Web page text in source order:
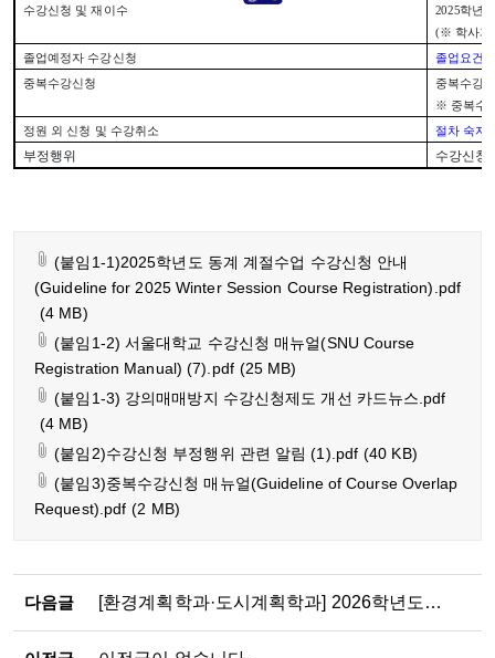
수강신청 및 재이수
2025학년
(※ 학사과
졸업예정자 수강신청
졸업요건
중복수강신청
중복수강
※ 중복수
정원 외 신청 및 수강취소
절차 숙지
부정행위 수강신청
(붙임1-1)2025학년도 동계 계절수업 수강신청 안내
(Guideline for 2025 Winter Session Course Registration).pdf
(4 MB)
(붙임1-2) 서울대학교 수강신청 매뉴얼(SNU Course
Registration Manual) (7).pdf (25 MB)
(붙임1-3) 강의매매방지 수강신청제도 개선 카드뉴스.pdf
(4 MB)
(붙임2)수강신청 부정행위 관련 알림 (1).pdf (40 KB)
(붙임3)중복수강신청 매뉴얼(Guideline of Course Overlap
Request).pdf (2 MB)
다음글 [환경계획학과·도시계획학과] 2026학년도 2학기 석·박사과정 논문제출자격시험 응시자 수료 점검표 제출 안내